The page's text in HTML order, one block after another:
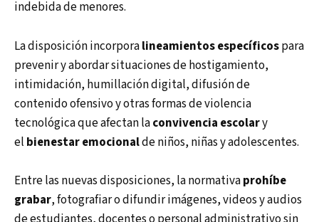
indebida de menores.
La disposición incorporalineamientos específicospara
prevenir y abordar situaciones de hostigamiento,
intimidación, humillación digital, difusión de
contenido ofensivo y otras formas de violencia
tecnológica que afectan laconvivencia escolary
el bienestar emocionalde niños, niñas y adolescentes.
Entre las nuevas disposiciones, la normativaprohíbe
grabar, fotografiar o difundir imágenes, videos y audios